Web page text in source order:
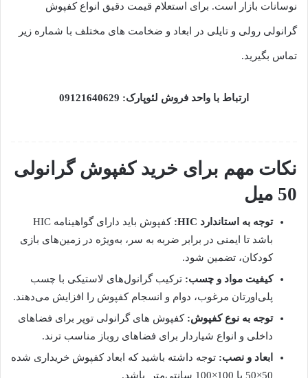
نوسانات بازار است. برای استعلام قیمت دقیق انواع کفپوش
گرانولی رولی و تایلی در ابعاد و ضخامت های مختلف با شماره زیر
تماس بگیرید.
ارتباط با واحد فروش لئوپارک: 09121640629
نکات مهم برای خرید کفپوش گرانولی
50 میل
توجه به استاندارد HIC:
کفپوش باید دارای گواهینامه HIC
باشد تا ایمنی در برابر ضربه به سر، به‌ویژه در زمین‌های بازی
کودکان، تضمین شود.
کیفیت مواد و چسب: ترکیب گرانول‌های لاستیکی با چسب
پلی‌اورتان مرغوب، دوام و انسجام کفپوش را افزایش می‌دهند.
توجه به نوع کفپوش: کفپوش های گرانولی توپر برای فضاهای
داخلی و انواع شیاردار برای فضاهای روباز مناسب ترند.
ابعاد و نصب: توجه داشته باشید که ابعاد کفپوش خریداری شده
50×50 یا 100×100 سانتی‌متر باشد.